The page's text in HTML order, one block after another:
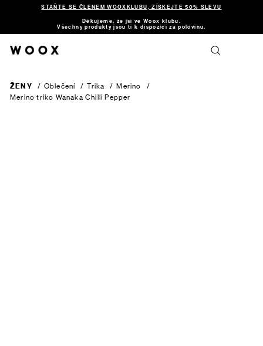
STAŇTE SE ČLENEM WOOXKLUBU, ZÍSKEJTE 50% SLEVU
Děkujeme, že jsi ve Woox klubu.
Všechny produkty jsou ti k dispozici za polovinu.
ŽENY / Oblečení / Trika / Merino
/
Merino triko Wanaka Chilli Pepper